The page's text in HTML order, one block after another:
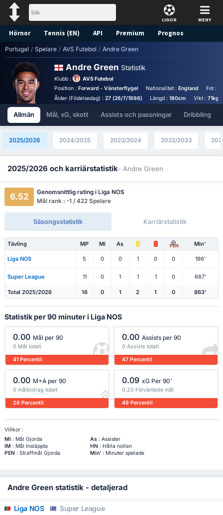
LIGOR MENY
Hörnor Tennis (EN) API Premium Prognos
Portugal / Spelare / AVS Futebol / Andre Green
Andre Green Statistik
Klubb :
AVS Futebol
Position : Forward - Vänsterflygel Nationalitet :England Fot :
Ålder (Födelsedag) : 27 (26/7/1998) Längd :180cm Vikt : 71kg
Allmän Mål, xG, skott Assists och passningar Dribbling
2025/2026 2024/2025 2023/2024 2022/2023
2025/2026 och karriärstatistik- Andre Green
6.52
Genomsnittlig rating i Liga NOS
Mål rank : -1 / 422 Spelare
Säsongsstatistik Karriärstatistik
Tävling MP Ml As PEN Min'
Liga NOS 5 0 0 1 0 0 196'
Super League 11 0 1 1 1 0 667'
Total 2025/2026 16 0 1 2 1 0 863'
Statistik per 90 minuter i Liga NOS
0.00 Mål per 90
0 Mål totalt
41 Percentil
0.00 Assists per 90
0 Assists totalt
47 Percentil
0.00 M+A per 90
0 målbidrag totalt
28 Percentil
0.09 xG Per 90'
0.20 Förväntade mål
49 Percentil
Villkor :
Ml : Mål Gjorda As: Assister
IM : Mål Insläppta HN: Hålla nollan
PEN: Straffmål Gjorda Min': Minuter spelade
Andre Green statistik - detaljerad
Liga NOS Super League